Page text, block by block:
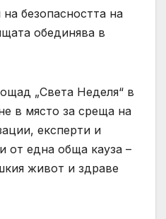
„Света Неделя“ в
в място за среща на
експерти и
от една обща кауза –
живот и здраве